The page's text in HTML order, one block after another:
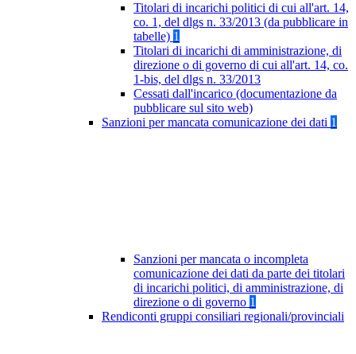
Titolari di incarichi politici di cui all'art. 14,
co. 1, del dlgs n. 33/2013 (da pubblicare in
tabelle) 1
Titolari di incarichi di amministrazione, di
direzione o di governo di cui all'art. 14, co.
1-bis, del dlgs n. 33/2013
Cessati dall'incarico (documentazione da
pubblicare sul sito web)
Sanzioni per mancata comunicazione dei dati 1
Sanzioni per mancata o incompleta
comunicazione dei dati da parte dei titolari
di incarichi politici, di amministrazione, di
direzione o di governo 1
Rendiconti gruppi consiliari regionali/provinciali